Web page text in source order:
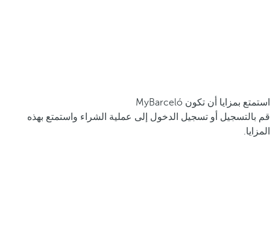
استمتع بمزايا أن تكون MyBarceló
قم بالتسجيل أو تسجيل الدخول إلى عملية الشراء واستمتع بهذه
المزايا.